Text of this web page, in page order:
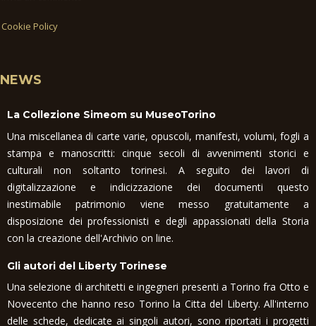
Cookie Policy
NEWS
La Collezione Simeom su MuseoTorino
Una miscellanea di carte varie, opuscoli, manifesti, volumi, fogli a
stampa e manoscritti: cinque secoli di avvenimenti storici e
culturali non soltanto torinesi. A seguito dei lavori di
digitalizzazione e indicizzazione dei documenti questo
inestimabile patrimonio viene messo gratuitamente a
disposizione dei professionisti e degli appassionati della Storia
con la creazione dell'Archivio on line.
Gli autori del Liberty Torinese
Una selezione di architetti e ingegneri presenti a Torino fra Otto e
Novecento che hanno reso Torino la Citta del Liberty. All'interno
delle schede, dedicate ai singoli autori, sono riportati i progetti